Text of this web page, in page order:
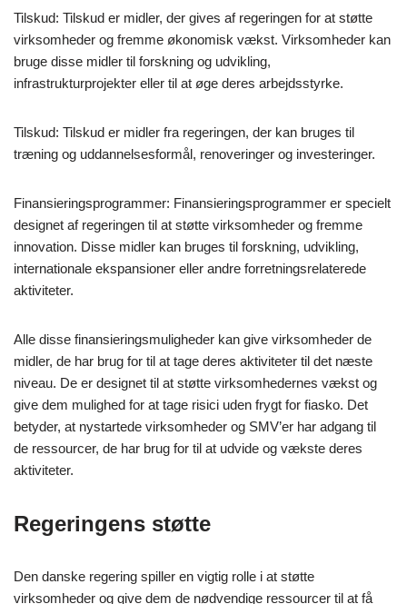
Tilskud: Tilskud er midler, der gives af regeringen for at støtte
virksomheder og fremme økonomisk vækst. Virksomheder kan
bruge disse midler til forskning og udvikling,
infrastrukturprojekter eller til at øge deres arbejdsstyrke.
Tilskud: Tilskud er midler fra regeringen, der kan bruges til
træning og uddannelsesformål, renoveringer og investeringer.
Finansieringsprogrammer: Finansieringsprogrammer er specielt
designet af regeringen til at støtte virksomheder og fremme
innovation. Disse midler kan bruges til forskning, udvikling,
internationale ekspansioner eller andre forretningsrelaterede
aktiviteter.
Alle disse finansieringsmuligheder kan give virksomheder de
midler, de har brug for til at tage deres aktiviteter til det næste
niveau. De er designet til at støtte virksomhedernes vækst og
give dem mulighed for at tage risici uden frygt for fiasko. Det
betyder, at nystartede virksomheder og SMV’er har adgang til
de ressourcer, de har brug for til at udvide og vækste deres
aktiviteter.
Regeringens støtte
Den danske regering spiller en vigtig rolle i at støtte
virksomheder og give dem de nødvendige ressourcer til at få